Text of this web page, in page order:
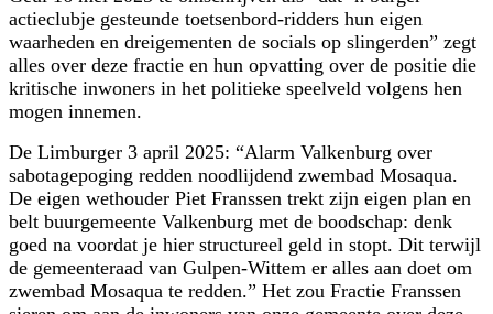
actieclubje gesteunde toetsenbord-ridders hun eigen
waarheden en dreigementen de socials op slingerden” zegt
alles over deze fractie en hun opvatting over de positie die
kritische inwoners in het politieke speelveld volgens hen
mogen innemen.
De Limburger 3 april 2025: “Alarm Valkenburg over
sabotagepoging redden noodlijdend zwembad Mosaqua.
De eigen wethouder Piet Franssen trekt zijn eigen plan en
belt buurgemeente Valkenburg met de boodschap: denk
goed na voordat je hier structureel geld in stopt. Dit terwijl
de gemeenteraad van Gulpen-Wittem er alles aan doet om
zwembad Mosaqua te redden.” Het zou Fractie Franssen